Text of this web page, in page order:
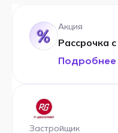
Акция
Рассрочка
Подробнее
Застройщик